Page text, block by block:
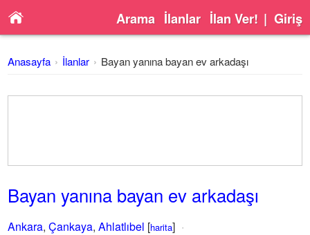
Arama İlanlar İlan Ver! | Giriş
Anasayfa İlanlar Bayan yanına bayan ev arkadaşı
Bayan yanına bayan ev arkadaşı
Ankara,Çankaya,Ahlatlıbel [harita]